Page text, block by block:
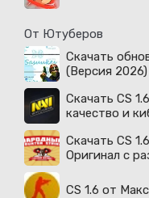
От Ютуберов
Скачать
(Версия
Скачать CS
качество и
Скачать CS
Оригинал с
CS 1.6 от